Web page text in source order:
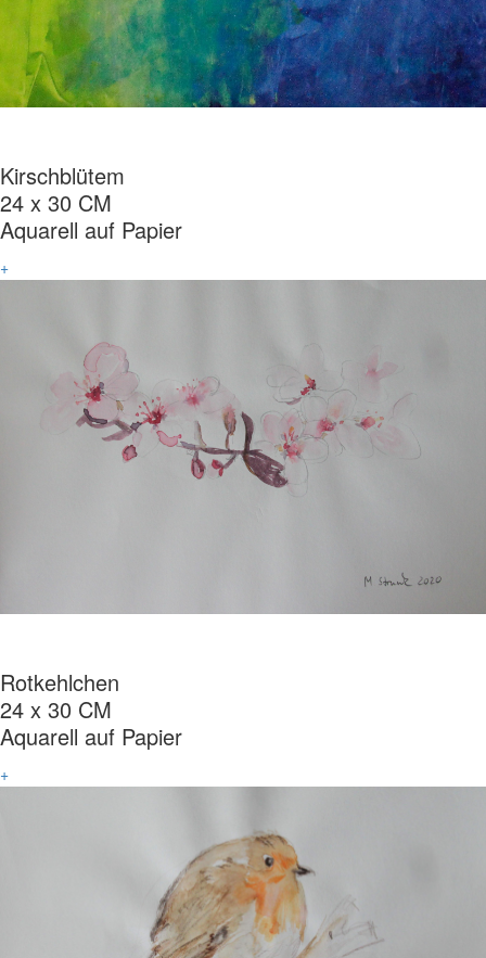
Kirschblütem
24 x 30 CM
Aquarell auf Papier
+
Rotkehlchen
24 x 30 CM
Aquarell auf Papier
+